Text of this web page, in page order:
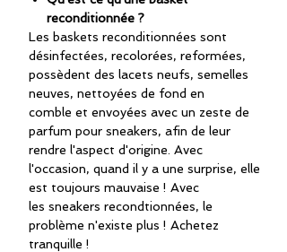
reconditionnée ?
Les baskets reconditionnées sont
désinfectées, recolorées, reformées,
possèdent des lacets neufs, semelles
neuves, nettoyées de fond en
comble et envoyées avec un zeste de
parfum pour sneakers, afin de leur
rendre l'aspect d'origine. Avec
l'occasion, quand il y a une surprise, elle
est toujours mauvaise ! Avec
les sneakers recondtionnées, le
problème n'existe plus ! Achetez
tranquille !